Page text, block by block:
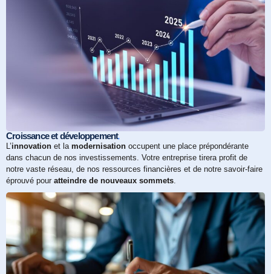
Croissance et développement.
L’innovation et la modernisation occupent une place prépondérante
dans chacun de nos investissements. Votre entreprise tirera profit de
notre vaste réseau, de nos ressources financières et de notre savoir-faire
éprouvé pour atteindre de nouveaux sommets.